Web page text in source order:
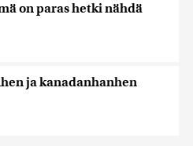
on paras hetki nähdä
ja kanadanhanhen